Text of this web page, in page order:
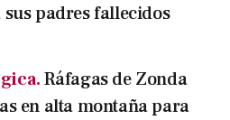
sus padres fallecidos
Ráfagas de Zonda
en alta montaña para